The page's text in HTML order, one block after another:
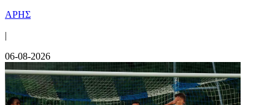
ΑΡΗΣ
|
06-08-2026